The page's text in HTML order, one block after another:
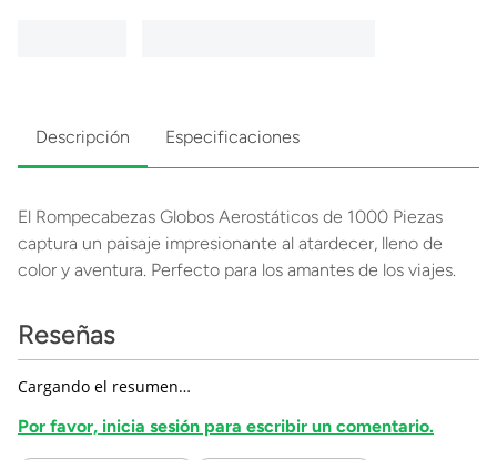
Descripción Especificaciones
El Rompecabezas Globos Aerostáticos de 1000 Piezas
captura un paisaje impresionante al atardecer, lleno de
color y aventura. Perfecto para los amantes de los viajes.
Reseñas
Cargando el resumen…
Por favor, inicia sesión para escribir un comentario.